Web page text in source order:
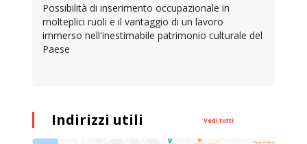
Possibilità di inserimento occupazionale in
molteplici ruoli e il vantaggio di un lavoro
immerso nell'inestimabile patrimonio culturale del
Paese
Indirizzi utili Vedi tutti